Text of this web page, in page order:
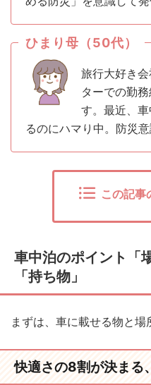
ひまり母（50代）
旅行大好き
ターでの勤
す。最近、
るのにハマり中。防災意
この記事
車中泊のポイント「
「持ち物」
まずは、車に載せる物と場
快適さの8割が決まる